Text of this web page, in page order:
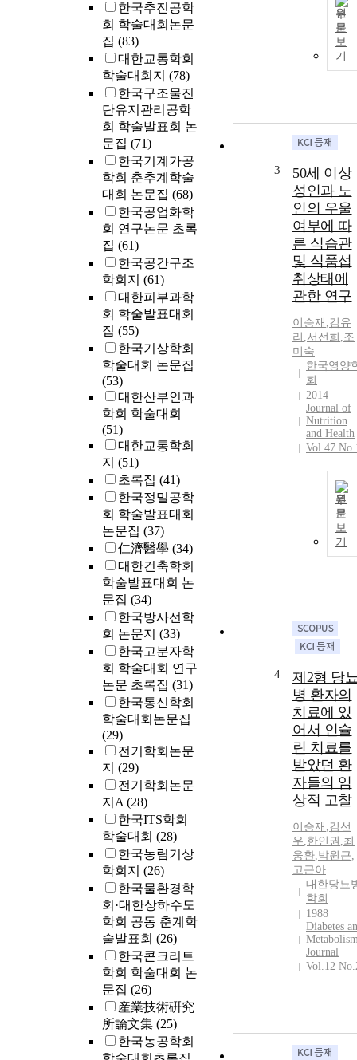
한국추진공학
회 학술대회논문
집 (83)
대한교통학회
학술대회지 (78)
한국구조물진
단유지관리공학
회 학술발표회 논
문집 (71)
한국기계가공
학회 춘추계학술
대회 논문집 (68)
한국공업화학
회 연구논문 초록
집 (61)
한국공간구조
학회지 (61)
대한피부과학
회 학술발표대회
집 (55)
한국기상학회
학술대회 논문집
(53)
대한산부인과
학회 학술대회
(51)
대한교통학회
지 (51)
초록집 (41)
한국정밀공학
회 학술발표대회
논문집 (37)
仁濟醫學 (34)
대한건축학회
학술발표대회 논
문집 (34)
한국방사선학
회 논문지 (33)
한국고분자학
회 학술대회 연구
논문 초록집 (31)
한국통신학회
학술대회논문집
(29)
전기학회논문
지 (29)
전기학회논문
지A(28)
한국ITS학회
학술대회 (28)
한국농림기상
학회지 (26)
한국물환경학
회·대한상하수도
학회 공동 춘계학
술발표회 (26)
한국콘크리트
학회 학술대회 논
문집 (26)
産業技術硏究
所論文集 (25)
한국농공학회
원
문
보
기
3
50세 이상
성인과 노
인의 우울
여부에 따
른 식습관
및 식품섭
취상태에
관한 연구
이승재 ,김유
리 ,서선희 ,조
미숙
한국영양
회
2014
Journal of
Nutrition
and Health
Vol.47
원
문
보
기
4
제2형 당
병 환자의
치료에 있
어서 인슐
린 치료를
받았던 환
자들의 임
상적 고찰
이승재 ,김선
우,한인권 ,최
웅환,박원근,
고근아
대한당뇨
학회
1988
Diabetes
Journal
Vol.12